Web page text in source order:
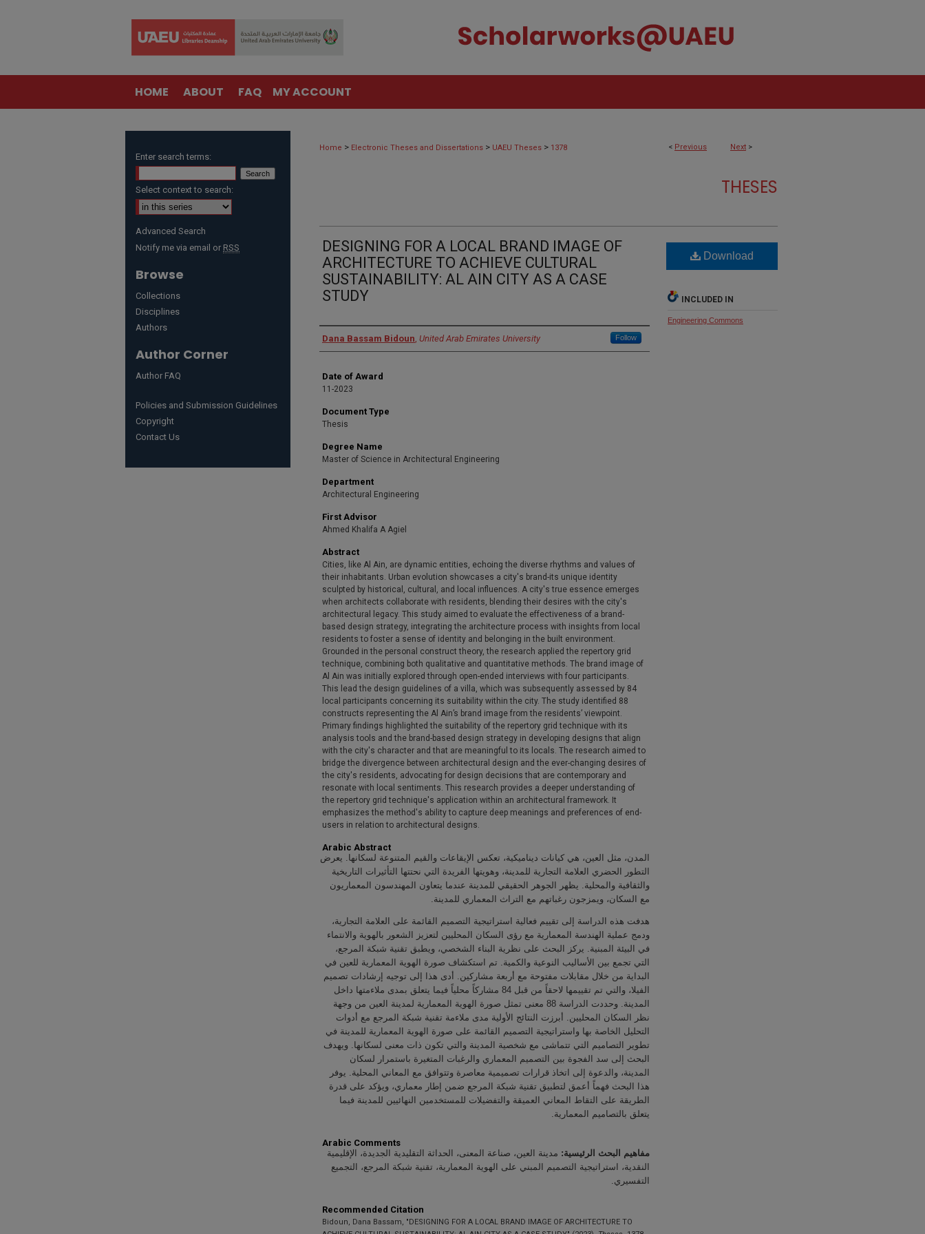
HOME ABOUT FAQ MY ACCOUNT
< Previous Next >
Home > Electronic Theses and Dissertations > UAEU Theses > 1378
THESES
DESIGNING FOR A LOCAL BRAND IMAGE OF
ARCHITECTURE TO ACHIEVE CULTURAL
SUSTAINABILITY: AL AIN CITY AS A CASE
STUDY
Author
Dana Bassam Bidoun, United Arab Emirates University Follow
Date of Award
11-2023
Document Type
Thesis
Degree Name
Master of Science in Architectural Engineering
Department
Architectural Engineering
First Advisor
Ahmed Khalifa A Agiel
Abstract
Cities, like Al Ain, are dynamic entities, echoing the diverse rhythms and values of
their inhabitants. Urban evolution showcases a city's brand-its unique identity
sculpted by historical, cultural, and local influences. A city's true essence emerges
when architects collaborate with residents, blending their desires with the city's
architectural legacy. This study aimed to evaluate the effectiveness of a brand-
based design strategy, integrating the architecture process with insights from local
residents to foster a sense of identity and belonging in the built environment.
Grounded in the personal construct theory, the research applied the repertory grid
technique, combining both qualitative and quantitative methods. The brand image of
Al Ain was initially explored through open-ended interviews with four participants.
This lead the design guidelines of a villa, which was subsequently assessed by 84
local participants concerning its suitability within the city. The study identified 88
constructs representing the Al Ain’s brand image from the residents’ viewpoint.
Primary findings highlighted the suitability of the repertory grid technique with its
analysis tools and the brand-based design strategy in developing designs that align
with the city's character and that are meaningful to its locals. The research aimed to
bridge the divergence between architectural design and the ever-changing desires of
the city's residents, advocating for design decisions that are contemporary and
resonate with local sentiments. This research provides a deeper understanding of
the repertory grid technique's application within an architectural framework. It
emphasizes the method's ability to capture deep meanings and preferences of end-
users in relation to architectural designs.
Arabic Abstract
المدن، مثل العين، هي كيانات ديناميكية، تعكس الإيقاعات والقيم المتنوعة لسكانها. يعرض
التطور الحضري العلامة التجارية للمدينة، وهويتها الفريدة التي نحتتها التأثيرات التاريخية
والثقافية والمحلية. يظهر الجوهر الحقيقي للمدينة عندما يتعاون المهندسون المعماريون
مع السكان، ويمزجون رغباتهم مع التراث المعماري للمدينة.
هدفت هذه الدراسة إلى تقييم فعالية استراتيجية التصميم القائمة على العلامة التجارية،
ودمج عملية الهندسة المعمارية مع رؤى السكان المحليين لتعزيز الشعور بالهوية والانتماء
في البيئة المبنية. يركز البحث على نظرية البناء الشخصي، ويطبق تقنية شبكة المرجع،
التي تجمع بين الأساليب النوعية والكمية. تم استكشاف صورة الهوية المعمارية للعين في
البداية من خلال مقابلات مفتوحة مع أربعة مشاركين. أدى هذا إلى توجيه إرشادات تصميم
الفيلا، والتي تم تقييمها لاحقاً من قبل 84 مشاركاً محلياً فيما يتعلق بمدى ملاءمتها داخل
المدينة. وحددت الدراسة 88 معنى تمثل صورة الهوية المعمارية لمدينة العين من وجهة
نظر السكان المحليين. أبرزت النتائج الأولية مدى ملاءمة تقنية شبكة المرجع مع أدوات
التحليل الخاصة بها واستراتيجية التصميم القائمة على صورة الهوية المعمارية للمدينة في
تطوير التصاميم التي تتماشى مع شخصية المدينة والتي تكون ذات معنى لسكانها. ويهدف
البحث إلى سد الفجوة بين التصميم المعماري والرغبات المتغيرة باستمرار لسكان
المدينة، والدعوة إلى اتخاذ قرارات تصميمية معاصرة وتتوافق مع المعاني المحلية. يوفر
هذا البحث فهماً أعمق لتطبيق تقنية شبكة المرجع ضمن إطار معماري، ويؤكد على قدرة
الطريقة على التقاط المعاني العميقة والتفضيلات للمستخدمين النهائيين للمدينة فيما
يتعلق بالتصاميم المعمارية.
Arabic Comments
مفاهيم البحث الرئيسية: مدينة العين، صناعة المعنى، الحداثة التقليدية الجديدة، الإقليمية
النقدية، استراتيجية التصميم المبني على الهوية المعمارية، تقنية شبكة المرجع، التجميع
التفسيري.
Recommended Citation
Bidoun, Dana Bassam, "DESIGNING FOR A LOCAL BRAND IMAGE OF ARCHITECTURE TO
Download
INCLUDED IN
Engineering Commons
Enter search terms:
Select context to search:
Advanced Search
Notify me via email or RSS
Browse
Collections
Disciplines
Authors
Author Corner
Author FAQ
Policies and Submission Guidelines
Copyright
Contact Us